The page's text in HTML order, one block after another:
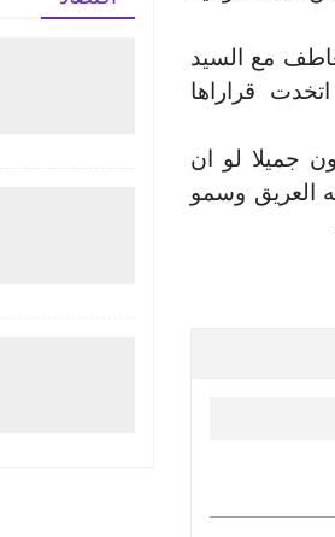
مع السيد
قراراها
جميلا لو ان
العريق وسمو